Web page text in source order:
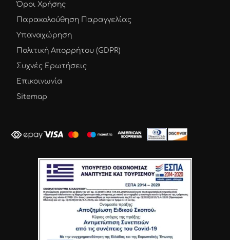
Όροι Χρήσης
Παρακολούθηση Παραγγελίας
Υπαναχώρηση
Πολιτική Απορρήτου (GDPR)
Συχνές Ερωτήσεις
Επικοινωνία
Sitemap